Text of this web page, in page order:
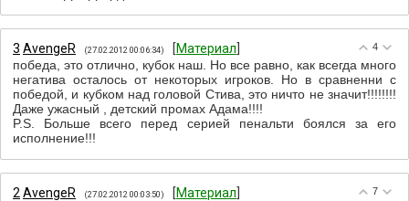
4
3 АvengeR (27.02.2012 00:06:34) [Материал
победа, это отлично, кубок наш. Но все равно, как всегда много
негатива осталось от некоторых игроков. Но в сравненни с
победой, и кубком над головой Стива, это ничто не значит!!!!!!!!
Даже ужасный , детский промах Адама!!!!
P.S. Больше всего перед серией пенальти боялся за его
исполнение!!!
7
2 АvengeR (27.02.2012 00:03:50) [Материал